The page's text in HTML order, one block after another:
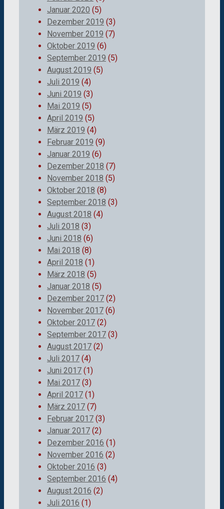
Januar 2020 (5)
Dezember 2019 (3)
November 2019 (7)
Oktober 2019 (6)
September 2019 (5)
August 2019 (5)
Juli 2019 (4)
Juni 2019 (3)
Mai 2019 (5)
April 2019 (5)
März 2019 (4)
Februar 2019 (9)
Januar 2019 (6)
Dezember 2018 (7)
November 2018 (5)
Oktober 2018 (8)
September 2018 (3)
August 2018 (4)
Juli 2018 (3)
Juni 2018 (6)
Mai 2018 (8)
April 2018 (1)
März 2018 (5)
Januar 2018 (5)
Dezember 2017 (2)
November 2017 (6)
Oktober 2017 (2)
September 2017 (3)
August 2017 (2)
Juli 2017 (4)
Juni 2017 (1)
Mai 2017 (3)
April 2017 (1)
März 2017 (7)
Februar 2017 (3)
Januar 2017 (2)
Dezember 2016 (1)
November 2016 (2)
Oktober 2016 (3)
September 2016 (4)
August 2016 (2)
Juli 2016 (1)